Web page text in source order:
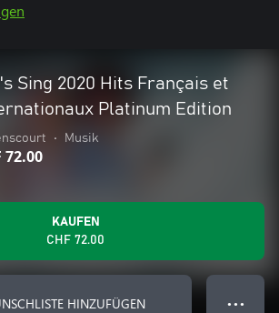
Sing 2020 Hits Français et
Platinum Edition
• Musik
72.00
KAUFEN
CHF 72.00
HINZUFÜGEN ● ● ●